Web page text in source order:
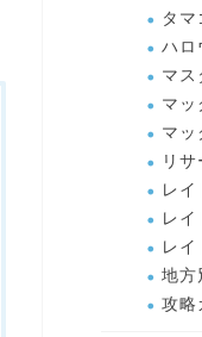
タマ
ハロ
マス
マッ
マッ
リ
レイ
レイ
レイ
地方
攻略